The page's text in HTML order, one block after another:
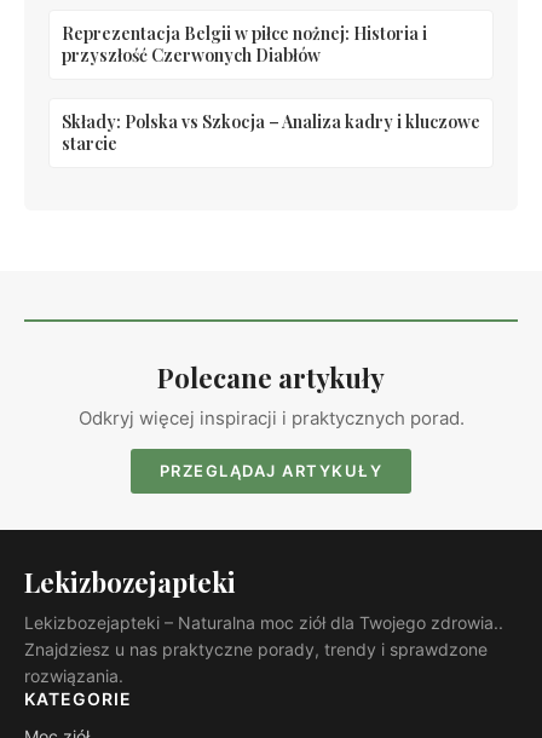
Reprezentacja Belgii w piłce nożnej: Historia i
przyszłość Czerwonych Diabłów
Składy: Polska vs Szkocja – Analiza kadry i kluczowe
starcie
Polecane artykuły
Odkryj więcej inspiracji i praktycznych porad.
PRZEGLĄDAJ ARTYKUŁY
Lekizbozejapteki
Lekizbozejapteki – Naturalna moc ziół dla Twojego zdrowia..
Znajdziesz u nas praktyczne porady, trendy i sprawdzone
rozwiązania.
KATEGORIE